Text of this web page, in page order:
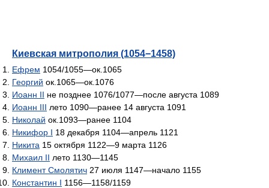
Киевская митрополия (1054−1458)
Ефрем 1054/1055—ок.1065
Георгий ок.1065—ок.1076
Иоанн II не позднее 1076/1077—после августа 1089
Иоанн III лето 1090—ранее 14 августа 1091
Николай ок.1093—ранее 1104
Никифор I 18 декабря 1104—апрель 1121
Никита 15 октября 1122—9 марта 1126
Михаил II лето 1130—1145
Климент Смолятич 27 июля 1147—начало 1155
Константин I 1156—1158/1159